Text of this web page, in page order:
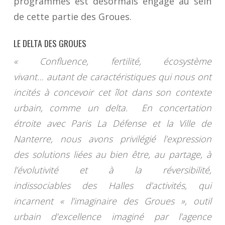
de cette partie des Groues.
LE DELTA DES GROUES
« Confluence, fertilité, écosystème
vivant… autant de caractéristiques qui nous ont
incités à concevoir cet îlot dans son contexte
urbain, comme un delta. En concertation
étroite avec Paris La Défense et la Ville de
Nanterre, nous avons privilégié l’expression
des solutions liées au bien être, au partage, à
l’évolutivité et à la réversibilité,
indissociables des Halles d’activités, qui
incarnent « l’imaginaire des Groues », outil
urbain d’excellence imaginé par l’agence